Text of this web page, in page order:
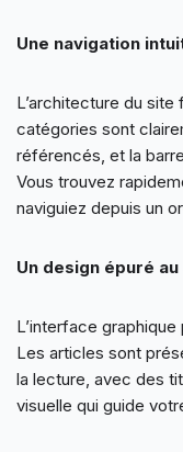
Une navigation
L’architecture du
catégories sont
référencés, et la
Vous trouvez
naviguiez depuis un
Un design épuré
L’interface
Les articles sont
la lecture, avec des
visuelle qui guide